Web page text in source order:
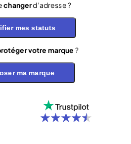
changerd’adresse ?
mes statuts
votre marque ?
ma marque